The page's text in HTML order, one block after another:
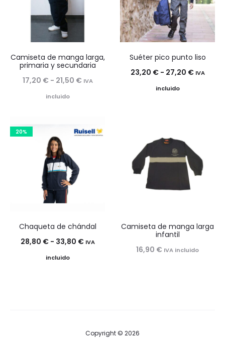
Camiseta de manga larga,
primaria y secundaria
17,20 € - 21,50 €Rango
IVA
incluido
Suéter pico punto liso
23,20 € - 27,20 €Rango
27,20 €
IVA
incluido
20%
Chaqueta de chándal
28,80 € - 33,80 €Rango
33,80 €
IVA
incluido
Camiseta de manga larga
infantil
16,90 € IVA incluido
Copyright © 2026